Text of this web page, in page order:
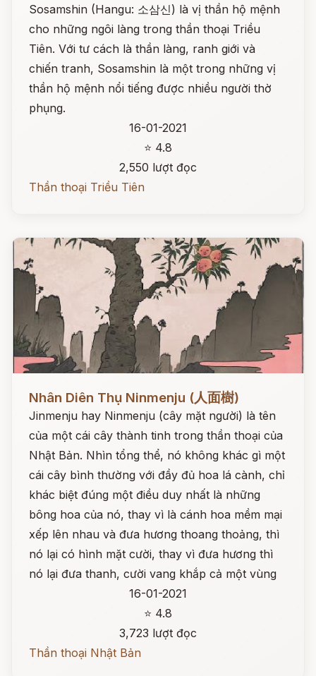
Sosamshin (Hangu: 소삼신) là vị thần hộ mệnh
cho những ngôi làng trong thần thoại Triều
Tiên. Với tư cách là thần làng, ranh giới và
chiến tranh, Sosamshin là một trong những vị
thần hộ mệnh nổi tiếng được nhiều người thờ
phụng.
16-01-2021
⭐ 4.8
2,550 lượt đọc
Thần thoại Triều Tiên
Nhân Diên Thụ Ninmenju (人面樹)
Jinmenju hay Ninmenju (cây mặt người) là tên
của một cái cây thành tinh trong thần thoại của
Nhật Bản. Nhìn tổng thể, nó không khác gì một
cái cây bình thường với đầy đủ hoa lá cành, chỉ
khác biệt đúng một điều duy nhất là những
bông hoa của nó, thay vì là cánh hoa mềm mại
xếp lên nhau và đưa hương thoang thoảng, thì
nó lại có hình mặt cười, thay vì đưa hương thì
nó lại đưa thanh, cười vang khắp cả một vùng
16-01-2021
⭐ 4.8
3,723 lượt đọc
Thần thoại Nhật Bản